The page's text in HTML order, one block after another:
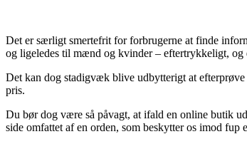
Det er særligt smertefrit for forbrugerne at finde
og ligeledes til mænd og kvinder – eftertrykkeligt, og
Det kan dog stadigvæk blive udbytterigt at
pris.
Du bør dog være så påvagt, at ifald en online butik
side omfattet af en orden, som beskytter os imod fup